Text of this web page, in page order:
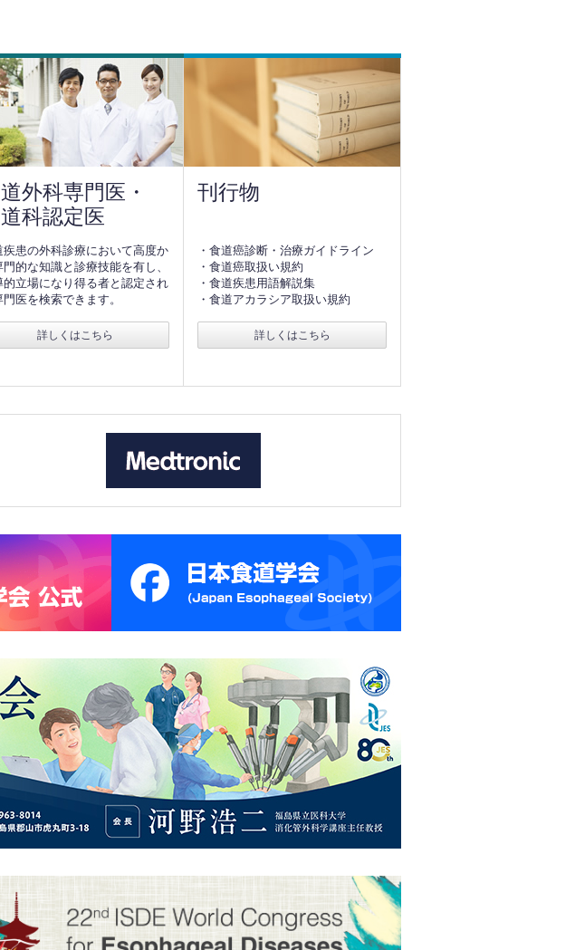
外科専門医・
科認定医
疾患の外科診療において高度か
門的な知識と診療技能を有し、
的立場になり得る者と認定され
門医を検索できます。
詳しくはこちら
刊行物
・食道癌診断・治療ガイドライン
・食道癌取扱い規約
・食道疾患用語解説集
・食道アカラシア取扱い規約
詳しくはこちら